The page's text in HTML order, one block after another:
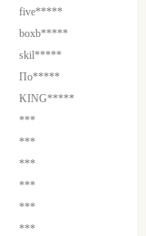
five*****
boxb*****
skil*****
По*****
KING*****
***
***
***
***
***
***